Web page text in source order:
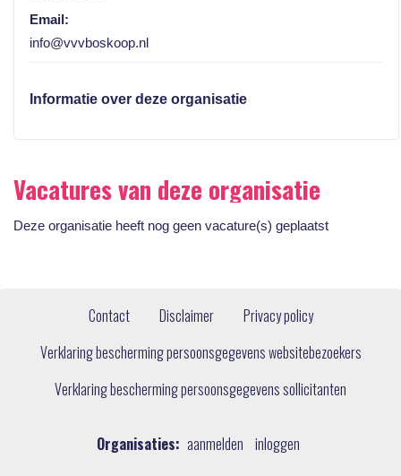
Email:
info@vvvboskoop.nl
Informatie over deze organisatie
Vacatures van deze organisatie
Deze organisatie heeft nog geen vacature(s) geplaatst
Contact Disclaimer
Privacy policy
Verklaring bescherming persoonsgegevens websitebezoekers
Verklaring bescherming persoonsgegevens sollicitanten
Organisaties: aanmelden inloggen